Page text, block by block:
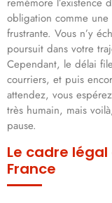
obligation comme
frustrante. Vous n’y
poursuit dans votre
Cependant, le délai
courriers, et puis
attendez, vous
très humain, mais
pause.
Le cadre
France